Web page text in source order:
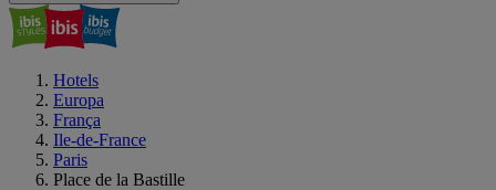
Hotels
Europa
França
Ile-de-France
Paris
Place de la Bastille